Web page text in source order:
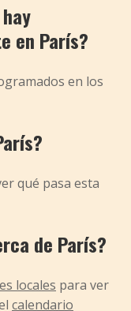
en París?
en los
qué pasa esta
de París?
locales para ver
calendario